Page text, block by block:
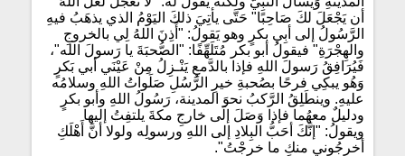
أن يَجْعَلَ لكَ صَاحِبًا" حَتَّى يأتِيَ ذلكَ اليَوْمُ الذي يذهَبُ فيهِ
الرَّسُولُ إلى أبِي بكرٍ وهو يَقولُ: "أَذِنَ اللهُ لِي بالخروجِ
والهِجْرَةِ" فيقولُ أبو بكر مُتَلَهِّفًا: "الصُّحبَةَ يا رَسولَ الله"،
فَيُرَافِقُ رَسولَ اللهِ فإذا بالدَّمعِ يَنْـزِلُ مِنْ عَيْنَي أبي بَكرٍ
وَهُو يبكِي فرحًا بصُحبةِ خيرِ الرُّسُلِ صَلَواتُ اللهِ وسلامُه
عليهِ. وينطَلِقُ الرَّكبُ نحوَ المدينة، رَسُولُ اللهِ وأبو بكرٍ
ودليلٌ معهُما فإذا وَصَلَ إلَى خارجِ مكةَ يلتفِتُ إليها
ويقولُ: "إنَّكَ أحَبُّ البِلادِ إلى اللهِ ورسولِه ولولا أنَّ أَهْلَكِ
أخرجُوني منكِ ما خرجْتُ".